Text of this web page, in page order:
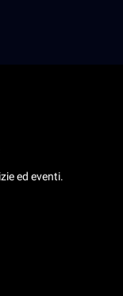
ed eventi.